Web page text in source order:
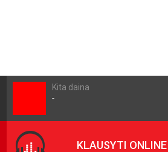
Kita daina
-
KLAUSYTI ONLINE